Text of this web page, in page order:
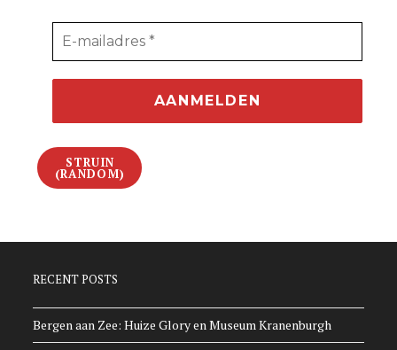
STRUIN
(RANDOM)
RECENT POSTS
Bergen aan Zee: Huize Glory en Museum Kranenburgh